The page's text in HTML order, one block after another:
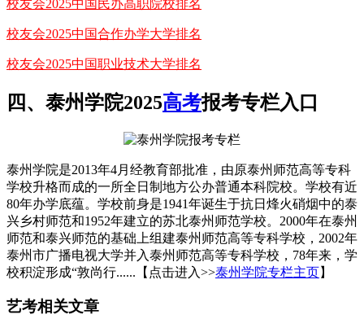
校友会2025中国民办高职院校排名
校友会2025中国合作办学大学排名
校友会2025中国职业技术大学排名
四、泰州学院2025高考报考专栏入口
泰州学院是2013年4月经教育部批准，由原泰州师范高等专科
学校升格而成的一所全日制地方公办普通本科院校。学校有近
80年办学底蕴。学校前身是1941年诞生于抗日烽火硝烟中的泰
兴乡村师范和1952年建立的苏北泰州师范学校。2000年在泰州
师范和泰兴师范的基础上组建泰州师范高等专科学校，2002年
泰州市广播电视大学并入泰州师范高等专科学校，78年来，学
校积淀形成“敦尚行......【点击进入>>泰州学院专栏主页】
艺考相关文章